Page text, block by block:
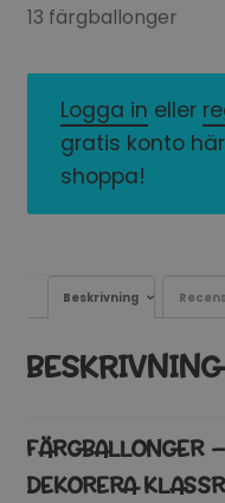
13 färgballonger
Logga in eller
gratis konto
shoppa!
Beskrivning
BESKRIVNING
FÄRGBALLONGER
DEKORERA